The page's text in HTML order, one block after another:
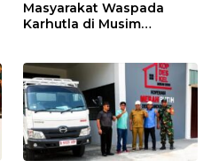
Masyarakat Waspada
Karhutla di Musim